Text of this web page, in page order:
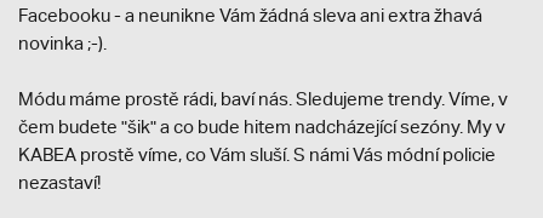
Facebooku - a neunikne Vám žádná sleva ani extra žhavá
novinka ;-).
Módu máme prostě rádi, baví nás. Sledujeme trendy. Víme, v
čem budete "šik" a co bude hitem nadcházející sezóny. My v
KABEA prostě víme, co Vám sluší. S námi Vás módní policie
nezastaví!